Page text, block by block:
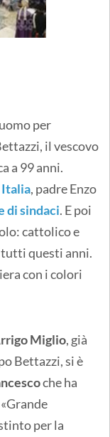
per
il vescovo
a 99 anni.
Italia, padre Enzo
di sindaci. E poi
cattolico e
tutti questi anni.
con i colori
Miglio, già
Bettazzi, si è
che ha
per la